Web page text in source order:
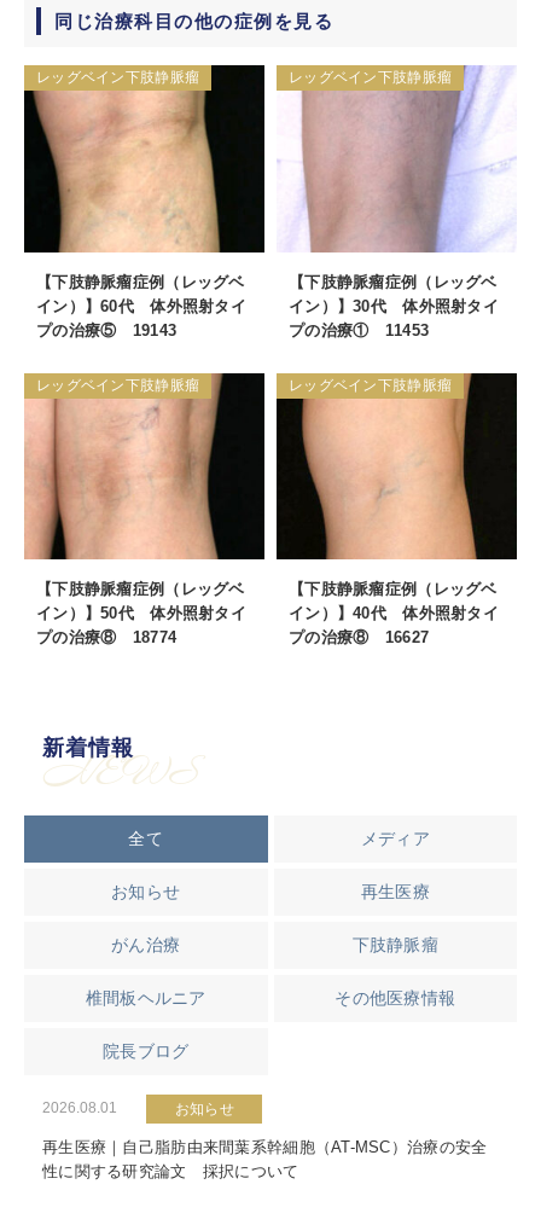
同じ治療科目の他の症例を見る
レッグベイン下肢静脈瘤
【下肢静脈瘤症例（レッグベ
イン）】60代 体外照射タイ
プの治療⑤ 19143
レッグベイン下肢静脈瘤
【下肢静脈瘤症例（レッグベ
イン）】30代 体外照射タイ
プの治療① 11453
レッグベイン下肢静脈瘤
【下肢静脈瘤症例（レッグベ
イン）】50代 体外照射タイ
プの治療⑧ 18774
レッグベイン下肢静脈瘤
【下肢静脈瘤症例（レッグベ
イン）】40代 体外照射タイ
プの治療⑧ 16627
新着情報
NEWS
全て メディア
お知らせ 再生医療
がん治療 下肢静脈瘤
椎間板ヘルニア その他医療情報
院長ブログ
2026.08.01 お知らせ
再生医療｜自己脂肪由来間葉系幹細胞（AT-MSC）治療の安全
性に関する研究論文 採択について